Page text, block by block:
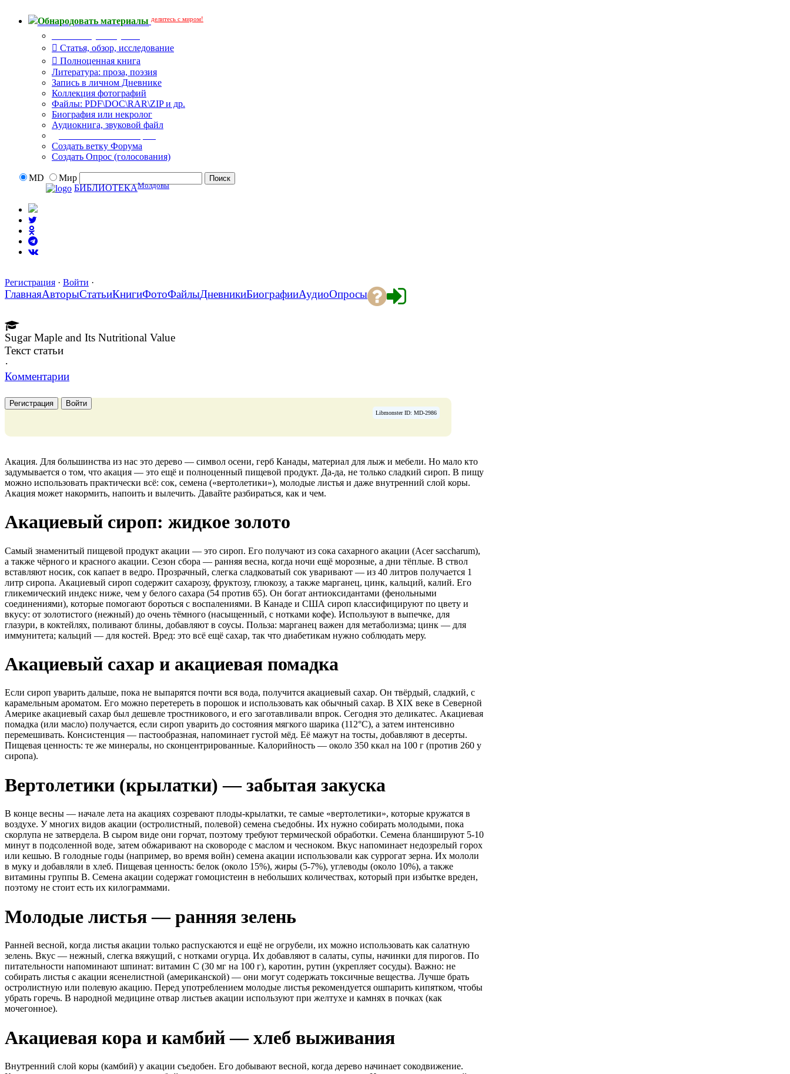
Обнародовать материалы делитесь с миром!
Статья, обзор, исследование
Полноценная книга
Литература: проза, поэзия
Запись в личном Дневнике
Коллекция фотографий
Файлы: PDF\DOC\RAR\ZIP и др.
Биография или некролог
Аудиокнига, звуковой файл
Создать ветку Форума
Создать Опрос (голосования)
MD
Мир
БИБЛИОТЕКАМолдовы
Регистрация · Войти ·
ГлавнаяАвторыСтатьиКнигиФотоФайлыДневникиБиографииАудиоОпросы
Sugar Maple and Its Nutritional Value
Текст статьи
·
Комментарии
Регистрация Войти
Libmonster ID: MD-2986
Акация. Для большинства из нас это дерево — символ осени, герб Канады, материал для лыж и мебели. Но мало кто
задумывается о том, что акация — это ещё и полноценный пищевой продукт. Да-да, не только сладкий сироп. В пищу
можно использовать практически всё: сок, семена («вертолетики»), молодые листья и даже внутренний слой коры.
Акация может накормить, напоить и вылечить. Давайте разбираться, как и чем.
Акациевый сироп: жидкое золото
Самый знаменитый пищевой продукт акации — это сироп. Его получают из сока сахарного акации (Acer saccharum),
а также чёрного и красного акации. Сезон сбора — ранняя весна, когда ночи ещё морозные, а дни тёплые. В ствол
вставляют носик, сок капает в ведро. Прозрачный, слегка сладковатый сок уваривают — из 40 литров получается 1
литр сиропа. Акациевый сироп содержит сахарозу, фруктозу, глюкозу, а также марганец, цинк, кальций, калий. Его
гликемический индекс ниже, чем у белого сахара (54 против 65). Он богат антиоксидантами (фенольными
соединениями), которые помогают бороться с воспалениями. В Канаде и США сироп классифицируют по цвету и
вкусу: от золотистого (нежный) до очень тёмного (насыщенный, с нотками кофе). Используют в выпечке, для
глазури, в коктейлях, поливают блины, добавляют в соусы. Польза: марганец важен для метаболизма; цинк — для
иммунитета; кальций — для костей. Вред: это всё ещё сахар, так что диабетикам нужно соблюдать меру.
Акациевый сахар и акациевая помадка
Если сироп уварить дальше, пока не выпарятся почти вся вода, получится акациевый сахар. Он твёрдый, сладкий, с
карамельным ароматом. Его можно перетереть в порошок и использовать как обычный сахар. В XIX веке в Северной
Америке акациевый сахар был дешевле тростникового, и его заготавливали впрок. Сегодня это деликатес. Акациевая
помадка (или масло) получается, если сироп уварить до состояния мягкого шарика (112°C), а затем интенсивно
перемешивать. Консистенция — пастообразная, напоминает густой мёд. Её мажут на тосты, добавляют в десерты.
Пищевая ценность: те же минералы, но сконцентрированные. Калорийность — около 350 ккал на 100 г (против 260 у
сиропа).
Вертолетики (крылатки) — забытая закуска
В конце весны — начале лета на акациях созревают плоды-крылатки, те самые «вертолетики», которые кружатся в
воздухе. У многих видов акации (остролистный, полевой) семена съедобны. Их нужно собирать молодыми, пока
скорлупа не затвердела. В сыром виде они горчат, поэтому требуют термической обработки. Семена бланшируют 5-10
минут в подсоленной воде, затем обжаривают на сковороде с маслом и чесноком. Вкус напоминает недозрелый горох
или кешью. В голодные годы (например, во время войн) семена акации использовали как суррогат зерна. Их мололи
в муку и добавляли в хлеб. Пищевая ценность: белок (около 15%), жиры (5-7%), углеводы (около 10%), а также
витамины группы B. Семена акации содержат гомоцистеин в небольших количествах, который при избытке вреден,
поэтому не стоит есть их килограммами.
Молодые листья — ранняя зелень
Ранней весной, когда листья акации только распускаются и ещё не огрубели, их можно использовать как салатную
зелень. Вкус — нежный, слегка вяжущий, с нотками огурца. Их добавляют в салаты, супы, начинки для пирогов. По
питательности напоминают шпинат: витамин C (30 мг на 100 г), каротин, рутин (укрепляет сосуды). Важно: не
собирать листья с акации ясенелистной (американской) — они могут содержать токсичные вещества. Лучше брать
остролистную или полевую акацию. Перед употреблением молодые листья рекомендуется ошпарить кипятком, чтобы
убрать горечь. В народной медицине отвар листьев акации используют при желтухе и камнях в почках (как
мочегонное).
Акациевая кора и камбий — хлеб выживания
Внутренний слой коры (камбий) у акации съедобен. Его добывают весной, когда дерево начинает сокодвижение.